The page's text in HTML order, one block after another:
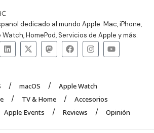
dedicado al mundo Apple: Mac, iPhone,
Watch, HomePod, Servicios de Apple y más.
macOS
Apple Watch
TV & Home
Accesorios
Apple Events Reviews Opinión